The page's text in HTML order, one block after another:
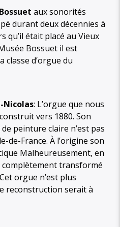
aux sonorités
durant deux décennies à
qu’il était placé au Vieux
Bossuet il est
classe d’orgue du
Nicolas: L’orgue que nous
vers 1880. Son
peinture claire n’est pas
de-France. À l’origine son
Malheureusement, en
complètement transformé
orgue n’est plus
reconstruction serait à